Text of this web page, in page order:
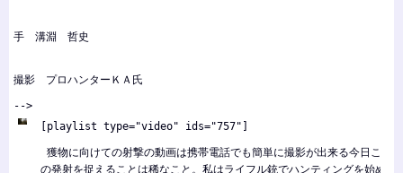
手 溝淵 哲史
撮影 プロハンターＫＡ氏
-->
[playlist type="video" ids="757"]
獲物に向けての射撃の動画は携帯電話でも簡単に撮影が出来る今日この
の発射を捉えることは稀なこと。私はライフル銃でハンティングを始めて